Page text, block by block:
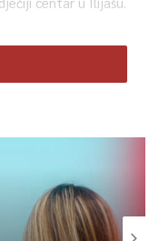
i edukativni
odakle će djeca